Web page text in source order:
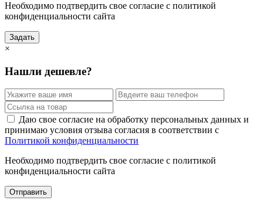
Необходимо подтвердить свое согласие с политикой
конфиденциальности сайта
Задать
×
Нашли дешевле?
Даю свое согласие на обработку персональных данных и
принимаю условия отзыва согласия в соответствии с
Политикой конфиденциальности
Необходимо подтвердить свое согласие с политикой
конфиденциальности сайта
Отправить